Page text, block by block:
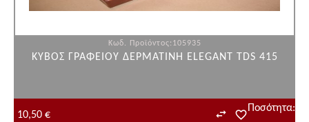
Κωδ. Προϊόντος:105935
ΚΥΒΟΣ ΓΡΑΦΕΙΟΥ ΔΕΡΜΑΤΙΝΗ ELEGANT TDS 415
Ποσότητα:
10,50 €